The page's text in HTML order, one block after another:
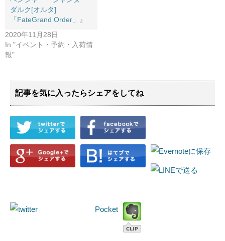
ダルク[オルタ] ​
「FateGrand ​Order」』
2020年11月28日
In "イベント・予約・入荷情
報"
記事を気に入ったらシェアをしてね
Pocket